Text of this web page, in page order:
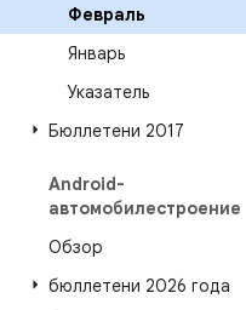
Февраль
Январь
Указатель
Бюллетени 2017
Android-
автомобилестроение
Обзор
бюллетени 2026 года